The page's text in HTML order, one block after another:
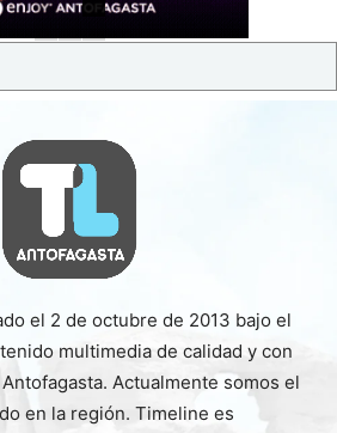
el 2 de octubre de 2013 bajo el
multimedia de calidad y con
Actualmente somos el
en la región. Timeline es